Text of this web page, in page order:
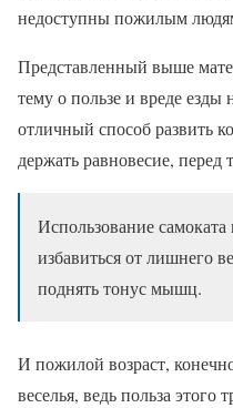
недоступны пожилым
Представленный выше
тему о пользе и вреде езды
отличный способ развить
держать равновесие, перед
Использование
избавиться от лишнего
поднять тонус мышц.
И пожилой возраст,
веселья, ведь польза этого